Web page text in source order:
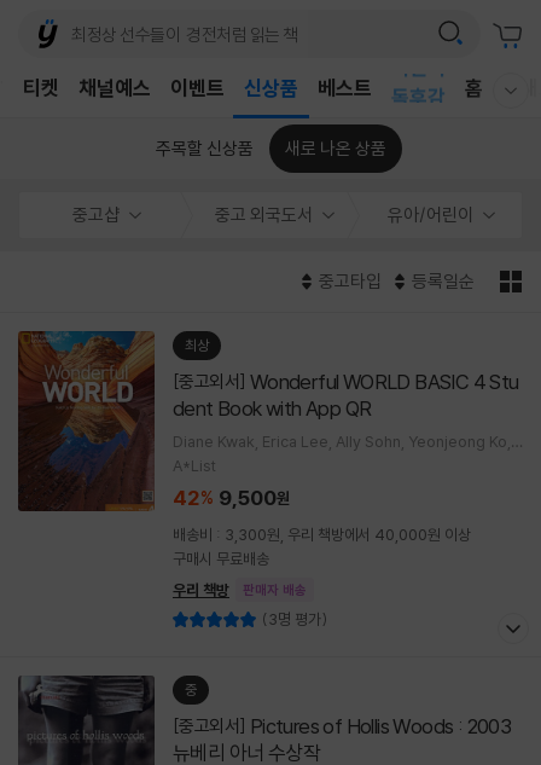
채널예스 이벤트 신상품 베스트
독후감
홈 국
티켓
주목할 신상품 새로 나온 상품
중고샵 중고 외국도서 유아/어린이
중고타입 등록일순
최상
[중고외서]
dent Book with App QR
Diane Kwak, Erica Lee, Ally Sohn, Yeonjeong Ko, L
izzy Kang, Jessica Sung, Karen Jeon, Andrew Fri
A*List
42% 9,500원
배송비 : 3,300원, 우리 책방에서 40,000원 이상
구매시 무료배송
우리 책방
판매자 배송
(3명 평가)
중
[중고외서]
뉴베리 아너 수상작